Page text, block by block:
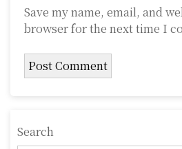
Save my name, email, and
browser for the next time I
Search